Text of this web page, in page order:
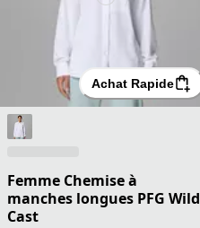
Achat Rapide
Femme Chemise à
manches longues PFG Wild
Cast